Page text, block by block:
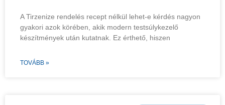
A Tirzenize rendelés recept nélkül lehet-e kérdés nagyon
gyakori azok körében, akik modern testsúlykezelő
készítmények után kutatnak. Ez érthető, hiszen
TOVÁBB »